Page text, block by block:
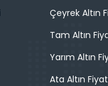
Çeyrek Altın
Tam Altın
Yarım Altın
Ata Altın